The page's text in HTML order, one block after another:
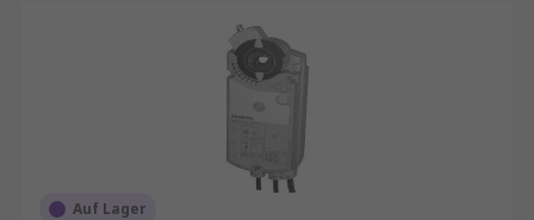
Auf Lager